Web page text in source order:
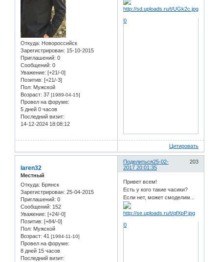
Откуда: Новороссийск
Зарегистрирован: 15-10-2015
Приглашений: 0
Сообщений: 0
Уважение: [+21/-0]
Позитив: [+21/-3]
Пол: Мужской
Возраст: 37 [1989-04-15]
Провел на форуме:
5 дней 0 часов
Последний визит:
14-12-2024 18:08:12
0
Цитировать
Поделиться 203
25-02-
2017 20:01:35
laren32
Местный
Откуда: Брянск
Зарегистрирован: 25-04-2015
Приглашений: 0
Сообщений: 152
Уважение: [+24/-0]
Позитив: [+84/-0]
Пол: Мужской
Возраст: 41 [1984-11-10]
Провел на форуме:
8 дней 15 часов
Последний визит:
Привет всем!
Есть у кого такие часики?
Если нет, может смоделим...
0